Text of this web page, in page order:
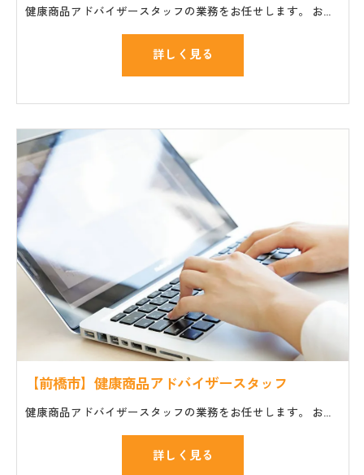
健康商品アドバイザースタッフの業務をお任せします。 お仕事の一般的な流れ ・セミナーやイベント会場への商品や機材の搬入、設置 ・講師や主催者のサポート ・個人のお客様の質問や相談に対応
詳しく見る
【前橋市】健康商品アドバイザースタッフ
健康商品アドバイザースタッフの業務をお任せします。 お仕事の一般的な流れ ・セミナーやイベント会場への商品や機材の搬入、設置 ・講師や主催者のサポート ・個人のお客様の質問や相談に対応
詳しく見る